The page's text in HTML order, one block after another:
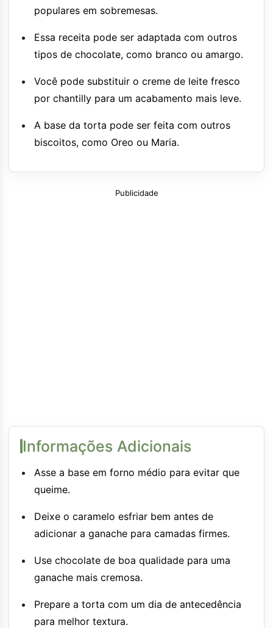
populares em sobremesas.
Essa receita pode ser adaptada com outros
tipos de chocolate, como branco ou amargo.
Você pode substituir o creme de leite fresco
por chantilly para um acabamento mais leve.
A base da torta pode ser feita com outros
biscoitos, como Oreo ou Maria.
Publicidade
Informações Adicionais
Asse a base em forno médio para evitar que
queime.
Deixe o caramelo esfriar bem antes de
adicionar a ganache para camadas firmes.
Use chocolate de boa qualidade para uma
ganache mais cremosa.
Prepare a torta com um dia de antecedência
para melhor textura.